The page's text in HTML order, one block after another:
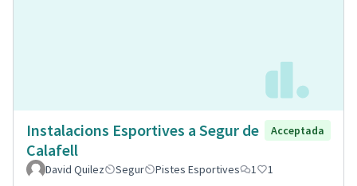
Instalacions Esportives a Segur de
Calafell
Acceptada
David Quilez Segur Pistes Esportives 1 1